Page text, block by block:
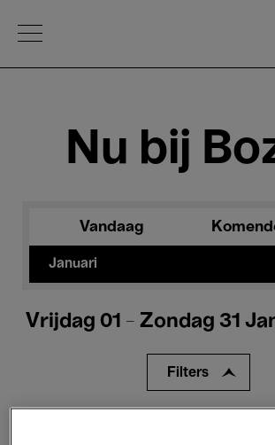
Open Menu
Nu bij
Vandaag
Januari
Vrijdag 01 - Zondag 31
Filters